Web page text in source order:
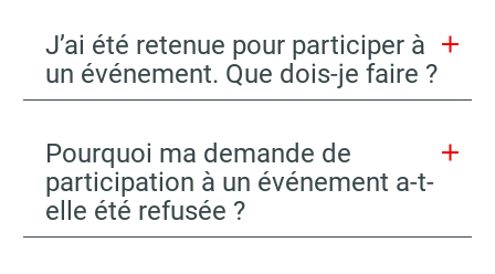
J’ai été retenue pour participer à
un événement. Que dois-je faire ?
Pourquoi ma demande de
participation à un événement a-t-
elle été refusée ?